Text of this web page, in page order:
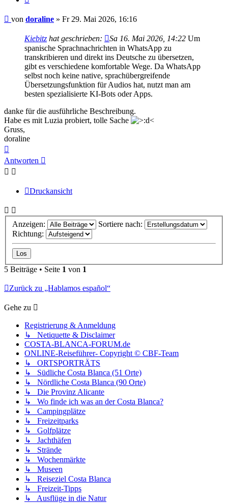
Beitrag
von doraline » Fr 29. Mai 2026, 16:16
Kiebitz hat geschrieben: Sa 16. Mai 2026, 14:22 Um
spanische Sprachnachrichten in WhatsApp zu
transkribieren und direkt ins Deutsche zu übersetzen,
gibt es verschiedene komfortable Wege. Da WhatsApp
selbst noch keine native, sprachübergreifende
Übersetzungsfunktion für Audios hat, nutzt man am
besten spezialisierte KI-Bots oder Apps.
danke für die ausführliche Beschreibung.
Habe es mit Luzia probiert, tolle Sache
Gruss,
doraline
oben
Antworten
Druckansicht
Anzeigen:
Sortiere nach:
Richtung:
5 Beiträge • Seite 1 von 1
Zurück zu „Hablamos español“
Gehe zu
Registrierung & Anmeldung
↳ Netiquette & Disclaimer
COSTA-BLANCA-FORUM.de
ONLINE-Reiseführer- Copyright © CBF-Team
↳ ORTSPORTRÄTS
↳ Südliche Costa Blanca (51 Orte)
↳ Nördliche Costa Blanca (90 Orte)
↳ Die Provinz Alicante
↳ Wo finde ich was an der Costa Blanca?
↳ Campingplätze
↳ Freizeitparks
↳ Golfplätze
↳ Jachthäfen
↳ Strände
↳ Wochenmärkte
↳ Museen
↳ Reiseziel Costa Blanca
↳ Freizeit-Tipps
↳ Ausflüge in die Natur